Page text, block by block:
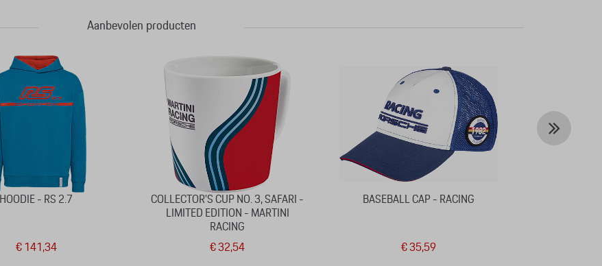
Aanbevolen producten
HOODIE - RS 2.7
€ 141,34
COLLECTOR'S CUP NO. 3, SAFARI -
LIMITED EDITION - MARTINI
RACING
€ 32,54
BASEBALL CAP - RACING
€ 35,59